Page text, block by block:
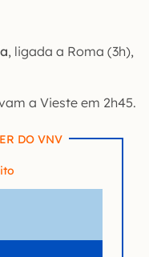
, ligada a Roma (3h),
a Vieste em 2h45.
DO VNV